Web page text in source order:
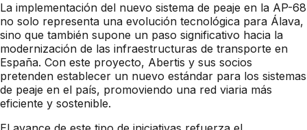
La implementación del nuevo sistema de peaje en la AP-68
no solo representa una evolución tecnológica para Álava,
sino que también supone un paso significativo hacia la
modernización de las infraestructuras de transporte en
España. Con este proyecto, Abertis y sus socios
pretenden establecer un nuevo estándar para los sistemas
de peaje en el país, promoviendo una red viaria más
eficiente y sostenible.